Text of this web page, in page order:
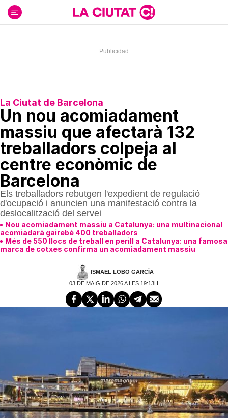
contenido
La Ciutat de Barcelona
Un nou acomiadament
massiu que afectarà 132
treballadors colpeja al
centre econòmic de
Barcelona
Els treballadors rebutgen l'expedient de regulació
d'ocupació i anuncien una manifestació contra la
deslocalització del servei
Nou acomiadament massiu a Catalunya: una multinacional
acomiadarà gairebé 400 treballadors
Més de 550 llocs de treball en perill a Catalunya: una famosa
marca de cotxes confirma un acomiadament massiu
ISMAEL LOBO GARCÍA
03 DE MAIG DE 2026 A LES 19:13H